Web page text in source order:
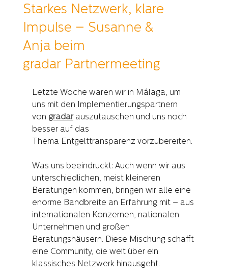
Starkes Netzwerk, klare
Impulse – Susanne &
Anja beim
gradar Partnermeeting
Letzte Woche waren wir in Málaga, um
uns mit den Implementierungspartnern
von gradar auszutauschen und uns noch
besser auf das
Thema Entgelttransparenz vorzubereiten.
Was uns beeindruckt: Auch wenn wir aus
unterschiedlichen, meist kleineren
Beratungen kommen, bringen wir alle eine
enorme Bandbreite an Erfahrung mit – aus
internationalen Konzernen, nationalen
Unternehmen und großen
Beratungshäusern. Diese Mischung schafft
eine Community, die weit über ein
klassisches Netzwerk hinausgeht.